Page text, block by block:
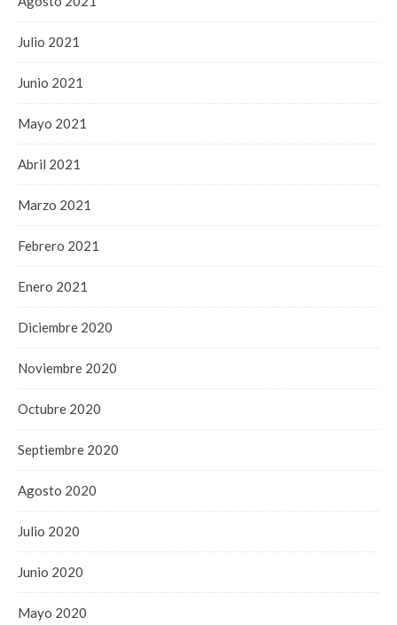
Julio 2021
Junio 2021
Mayo 2021
Abril 2021
Marzo 2021
Febrero 2021
Enero 2021
Diciembre 2020
Noviembre 2020
Octubre 2020
Septiembre 2020
Agosto 2020
Julio 2020
Junio 2020
Mayo 2020